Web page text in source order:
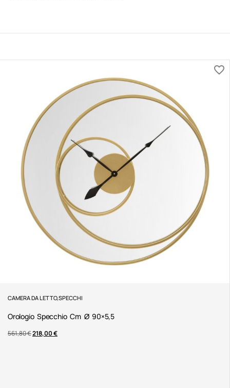
CAMERA DA LETTO,SPECCHI
Orologio Specchio Cm Ø 90×5,5
561,80€218,00€